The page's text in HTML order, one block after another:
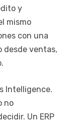
y
mismo
con una
desde ventas,
Intelligence.
no
Un ERP